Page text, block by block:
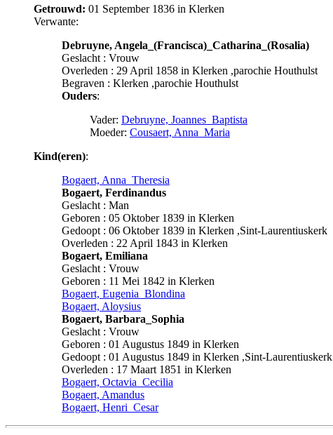
Getrouwd: 01 September 1836 in Klerken
Verwante:
Debruyne, Angela_(Francisca)_Catharina_(Rosalia)
Geslacht : Vrouw
Overleden : 29 April 1858 in Klerken ,parochie Houthulst
Begraven : Klerken ,parochie Houthulst
Ouders:
Vader: Debruyne, Joannes_Baptista
Moeder: Cousaert, Anna_Maria
Kind(eren):
Bogaert, Anna_Theresia
Bogaert, Ferdinandus
Geslacht : Man
Geboren : 05 Oktober 1839 in Klerken
Gedoopt : 06 Oktober 1839 in Klerken ,Sint-Laurentiuskerk
Overleden : 22 April 1843 in Klerken
Bogaert, Emiliana
Geslacht : Vrouw
Geboren : 11 Mei 1842 in Klerken
Bogaert, Eugenia_Blondina
Bogaert, Aloysius
Bogaert, Barbara_Sophia
Geslacht : Vrouw
Geboren : 01 Augustus 1849 in Klerken
Gedoopt : 01 Augustus 1849 in Klerken ,Sint-Laurentiuskerk
Overleden : 17 Maart 1851 in Klerken
Bogaert, Octavia_Cecilia
Bogaert, Amandus
Bogaert, Henri_Cesar